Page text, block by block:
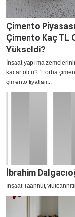
Çimento
Çimento Kaç TL
Yükseldi?
İnşaat yapı
kadar oldu? 1 torba
çimento fiyatları...
İbrahim
İnşaat